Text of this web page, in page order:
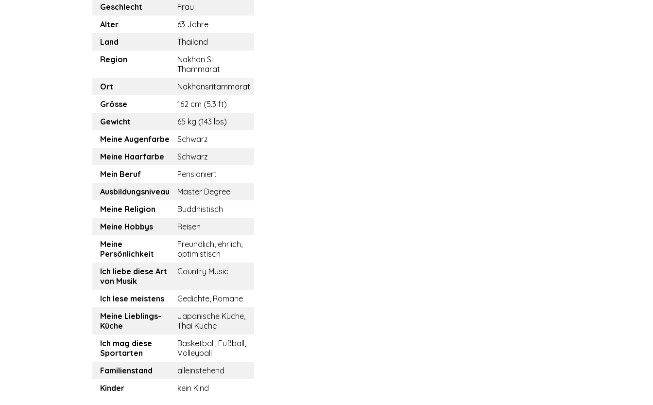
Geschlecht
Frau
Alter
63 Jahre
Land
Thailand
Region
Nakhon Si
Thammarat
Ort
Nakhonsritammarat
Grösse
162 cm (5.3 ft)
Gewicht
65 kg (143 lbs)
Meine Augenfarbe
Schwarz
Meine Haarfarbe
Schwarz
Mein Beruf
Pensioniert
Ausbildungsniveau
Master Degree
Meine Religion
Buddhistisch
Meine Hobbys
Reisen
Meine
Persönlichkeit
Freundlich, ehrlich,
optimistisch
Ich liebe diese Art
von Musik
Country Music
Ich lese meistens
Gedichte, Romane
Meine Lieblings-
Küche
Japanische Küche,
Thai Küche
Ich mag diese
Sportarten
Basketball, Fußball,
Volleyball
Familienstand
alleinstehend
Kinder
kein Kind